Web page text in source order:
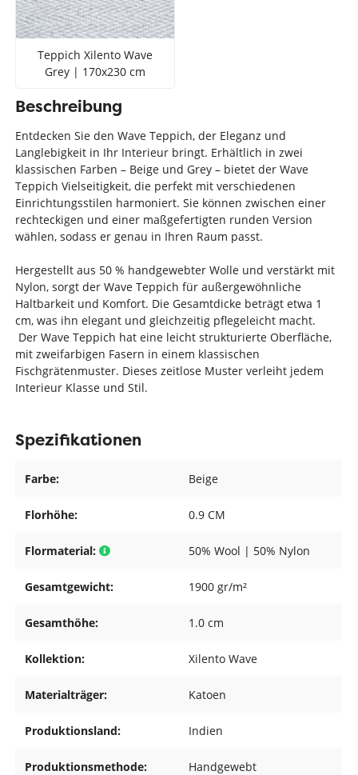
Teppich Xilento Wave
Grey | 170x230 cm
Beschreibung
Entdecken Sie den Wave Teppich, der Eleganz und
Langlebigkeit in Ihr Interieur bringt. Erhältlich in zwei
klassischen Farben – Beige und Grey – bietet der Wave
Teppich Vielseitigkeit, die perfekt mit verschiedenen
Einrichtungsstilen harmoniert. Sie können zwischen einer
rechteckigen und einer maßgefertigten runden Version
wählen, sodass er genau in Ihren Raum passt.
Hergestellt aus 50 % handgewebter Wolle und verstärkt mit
Nylon, sorgt der Wave Teppich für außergewöhnliche
Haltbarkeit und Komfort. Die Gesamtdicke beträgt etwa 1
cm, was ihn elegant und gleichzeitig pflegeleicht macht.
Der Wave Teppich hat eine leicht strukturierte Oberfläche,
mit zweifarbigen Fasern in einem klassischen
Fischgrätenmuster. Dieses zeitlose Muster verleiht jedem
Interieur Klasse und Stil.
Spezifikationen
Farbe: Beige
Florhöhe: 0.9 CM
Flormaterial: 50% Wool | 50% Nylon
Gesamtgewicht: 1900 gr/m²
Gesamthöhe: 1.0 cm
Kollektion: Xilento Wave
Materialträger: Katoen
Produktionsland: Indien
Produktionsmethode: Handgewebt